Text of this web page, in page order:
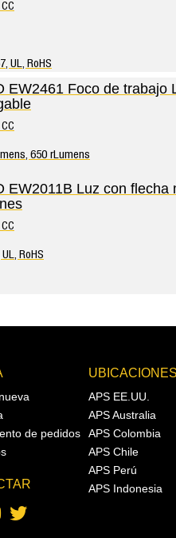
UL, RoHS
EW2461 Foco de trabajo
650 rLumens
EW2011B Luz con flecha
RoHS
de pedidos
UBICACIONES
APS EE.UU.
APS Australia
APS Colombia
APS Chile
APS Perú
APS Indonesia